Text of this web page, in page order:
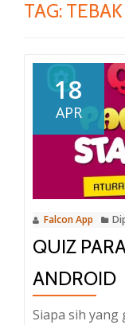
TAG:
18
APR
Falcon App
QUIZ
ANDROID
Siapa sih yang